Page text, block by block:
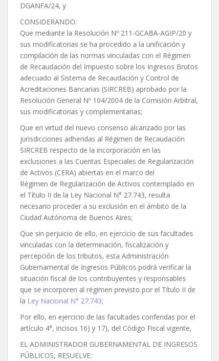
DGANFA/24, y
CONSIDERANDO:
Que mediante la Resolución Nº 211-GCABA-AGIP/20 y
sus modificatorias se ha procedido a la unificación y
compilación de las normas vinculadas con el Régimen
de Recaudación del Impuesto sobre los Ingresos Brutos
adecuado al Sistema de Recaudación y Control de
Acreditaciones Bancarias (SIRCREB) aprobado por la
Resolución General Nº 104/2004 de la Comisión Arbitral,
sus modificatorias y complementarias;
Que en virtud del nuevo consenso alcanzado por las
jurisdicciones adheridas al Régimen de Recaudación
SIRCREB respecto de la incorporación en las
exclusiones a las Cuentas Especiales de Regularización
de Activos (CERA) abiertas en el marco del
Régimen de Regularización de Activos contemplado en
el Título II de la Ley Nacional N° 27.743, resulta
necesario proceder a su exclusión en el ámbito de la
Ciudad Autónoma de Buenos Aires;
Que sin perjuicio de ello, en ejercicio de sus facultades
vinculadas con la determinación, fiscalización y
percepción de los tributos, esta Administración
Gubernamental de Ingresos Públicos podrá verificar la
situación fiscal de los contribuyentes y responsables
que se incorporen al régimen previsto por el Título II de
la Ley Nacional N° 27.743;
Por ello, en ejercicio de las facultades conferidas por el
artículo 4°, incisos 16) y 17), del Código Fiscal vigente,
EL ADMINISTRADOR GUBERNAMENTAL DE INGRESOS
PÚBLICOS, RESUELVE: